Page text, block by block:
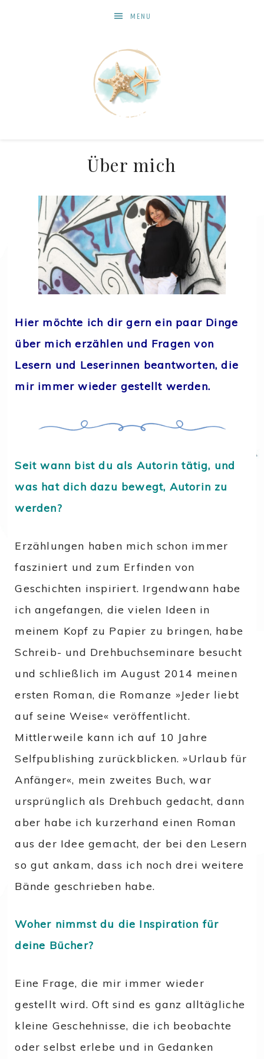
MENU
Über mich
Hier möchte ich dir gern ein paar Dinge
über mich erzählen und Fragen von
Lesern und Leserinnen beantworten, die
mir immer wieder gestellt werden.
Seit wann bist du als Autorin tätig, und
was hat dich dazu bewegt, Autorin zu
werden?
Erzählungen haben mich schon immer
fasziniert und zum Erfinden von
Geschichten inspiriert. Irgendwann habe
ich angefangen, die vielen Ideen in
meinem Kopf zu Papier zu bringen, habe
Schreib- und Drehbuchseminare besucht
und schließlich im August 2014 meinen
ersten Roman, die Romanze »Jeder liebt
auf seine Weise« veröffentlicht.
Mittlerweile kann ich auf 10 Jahre
Selfpublishing zurückblicken. »Urlaub für
Anfänger«, mein zweites Buch, war
ursprünglich als Drehbuch gedacht, dann
aber habe ich kurzerhand einen Roman
aus der Idee gemacht, der bei den Lesern
so gut ankam, dass ich noch drei weitere
Bände geschrieben habe.
Woher nimmst du die Inspiration für
deine Bücher?
Eine Frage, die mir immer wieder
gestellt wird. Oft sind es ganz alltägliche
kleine Geschehnisse, die ich beobachte
oder selbst erlebe und in Gedanken